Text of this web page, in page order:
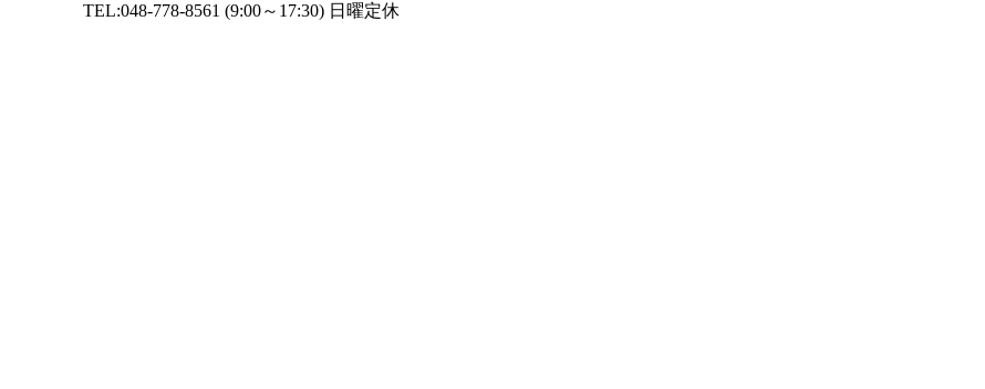
TEL:048-778-8561 (9:00～17:30) 日曜定休